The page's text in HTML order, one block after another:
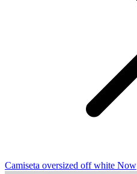
Camiseta oversized off white Now